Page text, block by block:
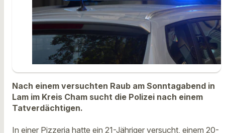
Nach einem versuchten Raub am Sonntagabend in
Lam im Kreis Cham sucht die Polizei nach einem
Tatverdächtigen.
In einer Pizzeria hatte ein 21-Jähriger versucht, einem 20-